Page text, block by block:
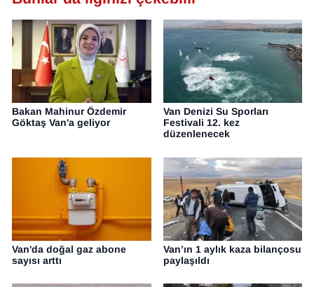
Bakan Mahinur Özdemir
Göktaş Van'a geliyor
Van Denizi Su Sporları
Festivali 12. kez
düzenlenecek
Van'da doğal gaz abone
sayısı arttı
Van’ın 1 aylık kaza bilançosu
paylaşıldı